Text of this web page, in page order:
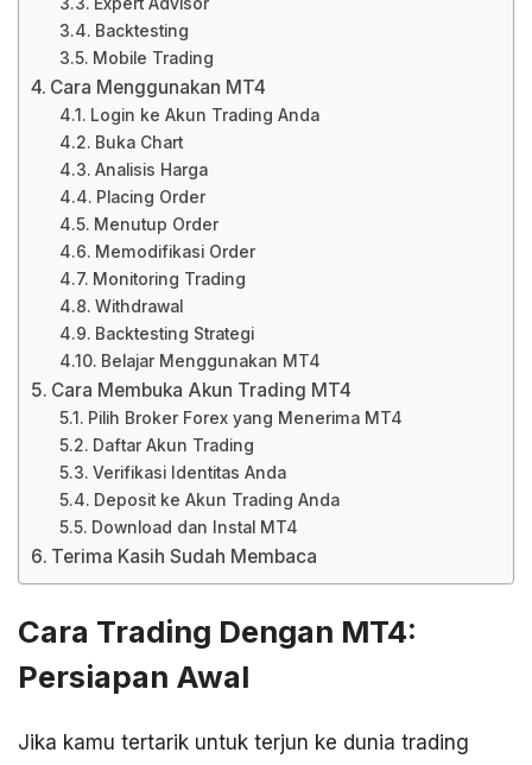
Backtesting
Mobile Trading
Cara Menggunakan MT4
Login ke Akun Trading Anda
Buka Chart
Analisis Harga
Placing Order
Menutup Order
Memodifikasi Order
Monitoring Trading
Withdrawal
Backtesting Strategi
Belajar Menggunakan MT4
Cara Membuka Akun Trading MT4
Pilih Broker Forex yang Menerima MT4
Daftar Akun Trading
Verifikasi Identitas Anda
Deposit ke Akun Trading Anda
Download dan Instal MT4
Terima Kasih Sudah Membaca
Cara Trading Dengan MT4:
Persiapan Awal
Jika kamu tertarik untuk terjun ke dunia trading